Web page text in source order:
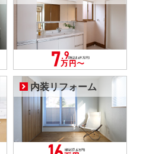
内装リフォーム